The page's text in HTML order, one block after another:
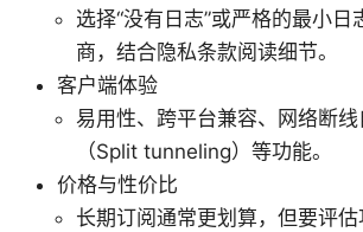
选择“没有日志”或严格的最小日
商，结合隐私条款阅读细节。
客户端体验
易用性、跨平台兼容、网络断
（Split tunneling）等功能。
价格与性价比
长期订阅通常更划算，但要评